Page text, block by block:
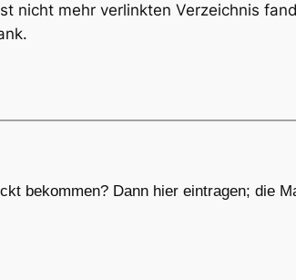
nicht mehr verlinkten Verzeichnis
bekommen? Dann hier eintragen; die